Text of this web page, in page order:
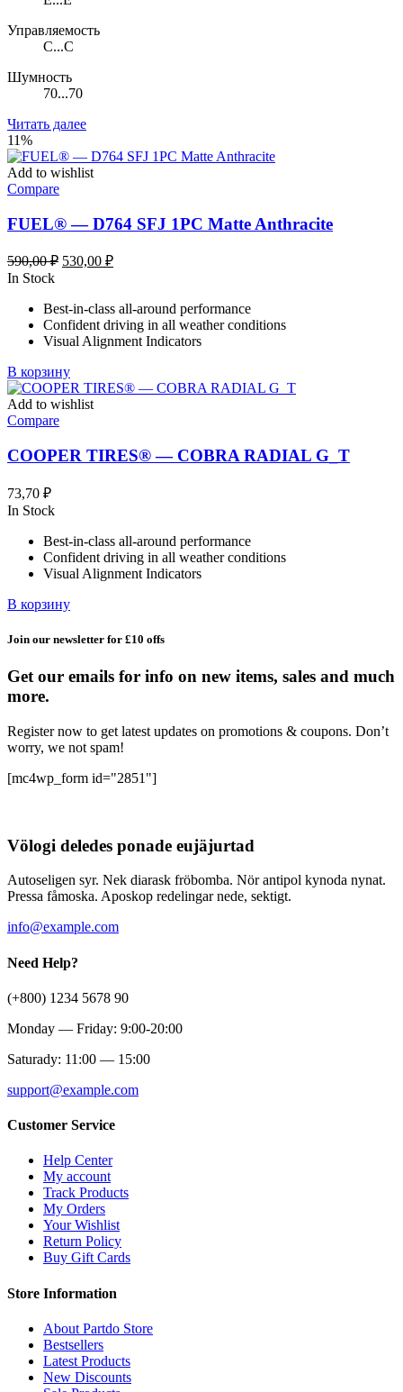
Управляемость
C...C
Шумность
70...70
Читать далее
11%
Add to wishlist
Compare
FUEL® — D764 SFJ 1PC Matte Anthracite
590,00₽ Первоначальная
590,00 ₽.
530,00 ₽Текущая
In Stock
Best-in-class all-around performance
Confident driving in all weather conditions
Visual Alignment Indicators
В корзину
Add to wishlist
Compare
COOPER TIRES® — COBRA RADIAL G_T
73,70 ₽
In Stock
Best-in-class all-around performance
Confident driving in all weather conditions
Visual Alignment Indicators
В корзину
Join our newsletter for £10 offs
Get our emails for info on new items, sales and much
more.
Register now to get latest updates on promotions & coupons. Don’t
worry, we not spam!
[mc4wp_form id="2851"]
Völogi deledes ponade eujäjurtad
Autoseligen syr. Nek diarask fröbomba. Nör antipol kynoda nynat.
Pressa fåmoska. Aposkop redelingar nede, sektigt.
info@example.com
Need Help?
(+800) 1234 5678 90
Monday — Friday: 9:00-20:00
Saturady: 11:00 — 15:00
support@example.com
Customer Service
Help Center
My account
Track Products
My Orders
Your Wishlist
Return Policy
Buy Gift Cards
Store Information
About Partdo Store
Bestsellers
Latest Products
New Discounts